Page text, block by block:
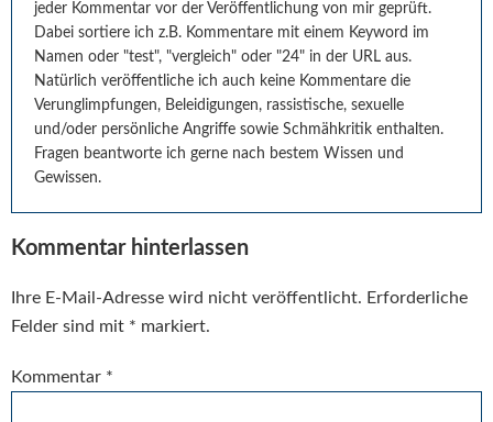
jeder Kommentar vor der Veröffentlichung von mir geprüft.
Dabei sortiere ich z.B. Kommentare mit einem Keyword im
Namen oder "test", "vergleich" oder "24" in der URL aus.
Natürlich veröffentliche ich auch keine Kommentare die
Verunglimpfungen, Beleidigungen, rassistische, sexuelle
und/oder persönliche Angriffe sowie Schmähkritik enthalten.
Fragen beantworte ich gerne nach bestem Wissen und
Gewissen.
Kommentar hinterlassen
Ihre E-Mail-Adresse wird nicht veröffentlicht. Erforderliche
Felder sind mit * markiert.
Kommentar *